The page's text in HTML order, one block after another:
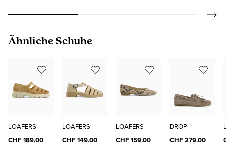
Produktgalerie überspringen
Ähnliche Schuhe
LOAFERS
CHF 189.00
LOAFERS
CHF 149.00
LOAFERS
CHF 159.00
DROP
CHF 279.00